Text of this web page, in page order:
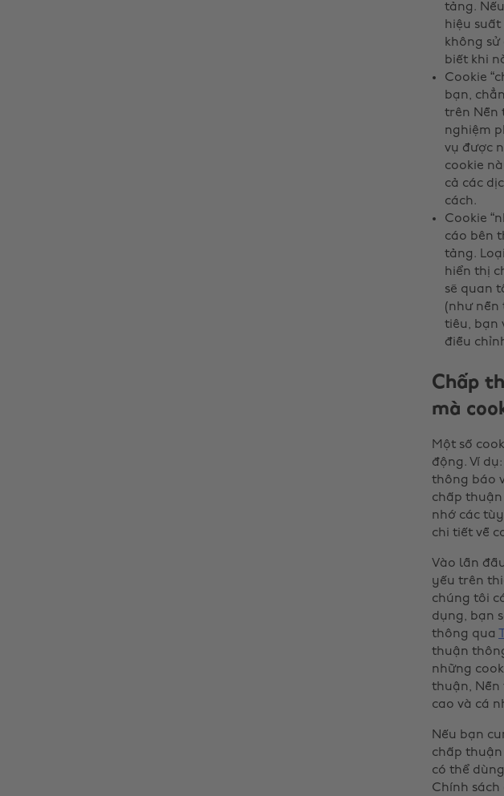
tảng.
hiệu
không
biết khi
Cookie
bạn,
trên Nền
nghiệm
vụ được
cookie
cả các
cách.
Cookie
cáo bên
tảng.
hiển thị
sẽ quan
(như nền
tiêu, bạn
điều
Chấp
mà
Một số
động. Ví
thông báo
chấp
nhớ các
chi tiết về
Vào lần
yếu trên
chúng tôi
dụng, bạn
thông qua
thuận
những
thuận, Nền
cao và cá
Nếu bạn
chấp
có thể
Chính